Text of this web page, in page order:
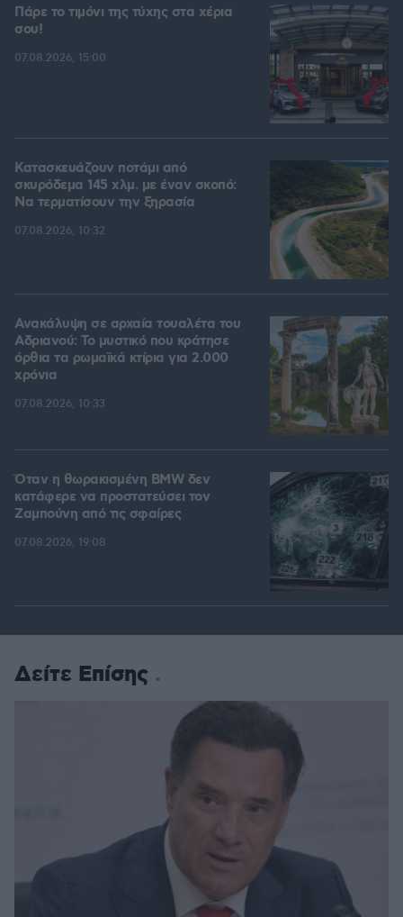
Πάρε το τιμόνι της τύχης στα χέρια
σου!
07.08.2026, 15:00
Κατασκευάζουν ποτάμι από
σκυρόδεμα 145 χλμ. με έναν σκοπό:
Να τερματίσουν την ξηρασία
07.08.2026, 10:32
Ανακάλυψη σε αρχαία τουαλέτα του
Αδριανού: Το μυστικό που κράτησε
όρθια τα ρωμαϊκά κτίρια για 2.000
χρόνια
07.08.2026, 10:33
Όταν η θωρακισμένη BMW δεν
κατάφερε να προστατεύσει τον
Ζαμπούνη από τις σφαίρες
07.08.2026, 19:08
Δείτε Επίσης